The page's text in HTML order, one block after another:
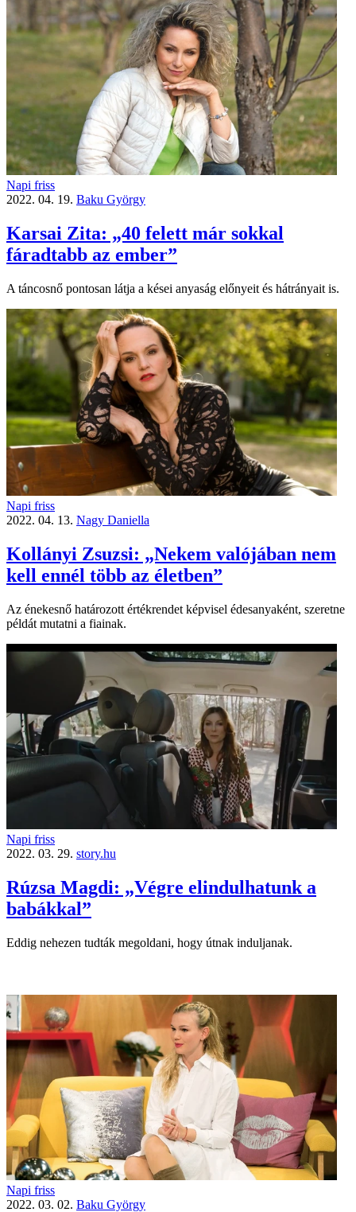
Napi friss
2022. 04. 19. Baku György
Karsai Zita: „40 felett már sokkal
fáradtabb az ember”
A táncosnő pontosan látja a kései anyaság előnyeit és hátrányait is.
Napi friss
2022. 04. 13. Nagy Daniella
Kollányi Zsuzsi: „Nekem valójában nem
kell ennél több az életben”
Az énekesnő határozott értékrendet képvisel édesanyaként, szeretne
példát mutatni a fiainak.
Napi friss
2022. 03. 29. story.hu
Rúzsa Magdi: „Végre elindulhatunk a
babákkal”
Eddig nehezen tudták megoldani, hogy útnak induljanak.
Napi friss
2022. 03. 02. Baku György